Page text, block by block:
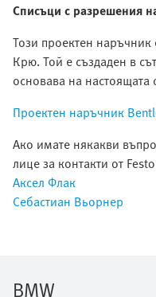
Списъци с разрешения
Този проектен
Крю. Той е създаден в
основава на
Проектен наръчник
Ако имате някакви
лице за контакти от
Аксел Флак
Себастиан Вьорнер
BMW